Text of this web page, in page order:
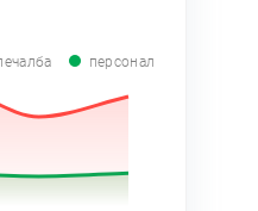
персонал